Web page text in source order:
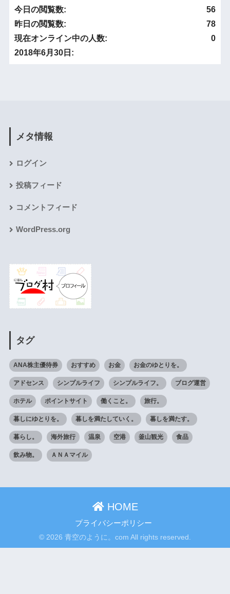
56
今日の閲覧数:
78
昨日の閲覧数:
0
現在オンライン中の人数:
2018年6月30日:
メタ情報
ログイン
投稿フィード
コメントフィード
WordPress.org
タグ
ANA株主優待券 おすすめ お金 お金のゆとりを。
アドセンス シンプルライフ シンプルライフ。 ブログ運営
ホテル ポイントサイト 働くこと。 旅行。
暮しにゆとりを。 暮しを満たしていく。 暮しを満たす。
暮らし。 海外旅行 温泉 空港 釜山観光 食品
飲み物。 ＡＮＡマイル
HOME
プライバシーポリシー
© 2026 青空のように。com All rights reserved.